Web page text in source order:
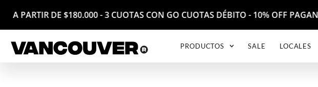
DE $180.000 - 3 CUOTAS CON GO CUOTAS DÉBITO - 10% OFF
PRODUCTOS SALE LOCALES